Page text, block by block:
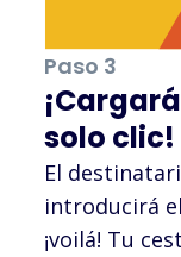
Paso 3
solo clic!
El
introducirá
¡voilá! Tu